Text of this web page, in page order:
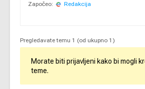
Započeo: Redakcija
Pregledavate temu 1 (od ukupno 1)
Morate biti prijavljeni kako bi mogli
teme.